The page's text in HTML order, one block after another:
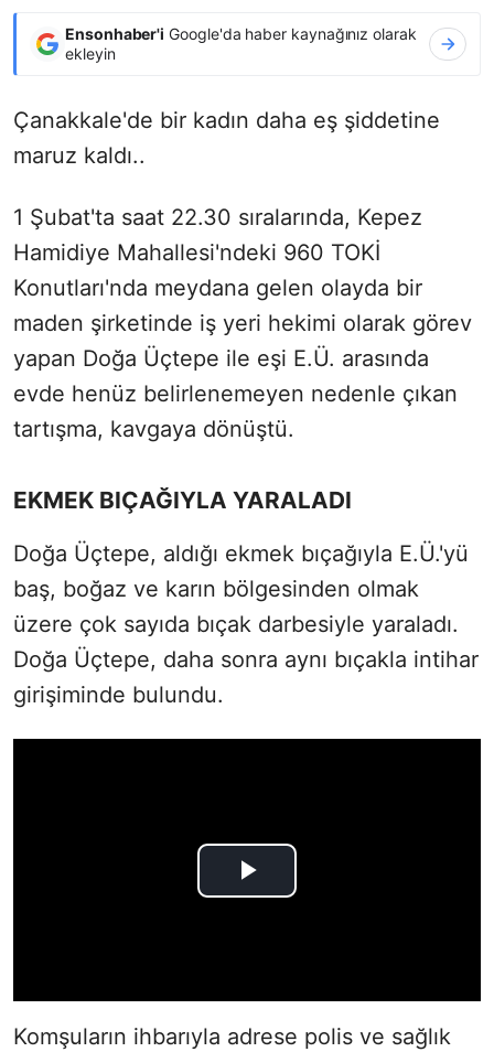
Ensonhaber'i Google'da haber kaynağınız olarak
ekleyin
Çanakkale'de bir kadın daha eş şiddetine
maruz kaldı..
1 Şubat'ta saat 22.30 sıralarında, Kepez
Hamidiye Mahallesi'ndeki 960 TOKİ
Konutları'nda meydana gelen olayda bir
maden şirketinde iş yeri hekimi olarak görev
yapan Doğa Üçtepe ile eşi E.Ü. arasında
evde henüz belirlenemeyen nedenle çıkan
tartışma, kavgaya dönüştü.
EKMEK BIÇAĞIYLA YARALADI
Doğa Üçtepe, aldığı ekmek bıçağıyla E.Ü.'yü
baş, boğaz ve karın bölgesinden olmak
üzere çok sayıda bıçak darbesiyle yaraladı.
Doğa Üçtepe, daha sonra aynı bıçakla intihar
girişiminde bulundu.
Komşuların ihbarıyla adrese polis ve sağlık